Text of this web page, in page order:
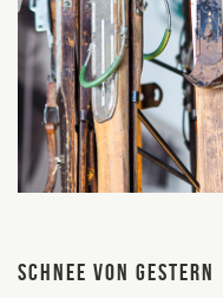
Schnee von gestern